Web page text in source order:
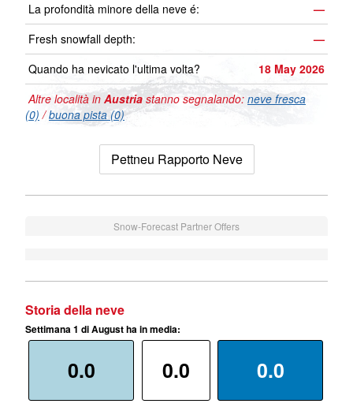
La profondità minore della neve é:
—
Fresh snowfall depth:
—
Quando ha nevicato l'ultima volta?
18 May 2026
Altre località in Austria stanno segnalando: neve fresca
(0) /buona pista (0)
Pettneu Rapporto Neve
Snow-Forecast Partner Offers
Storia della neve
Settimana 1 di August ha in media:
0.0 0.0 0.0